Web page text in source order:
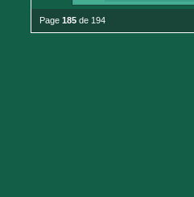
Page 185 de 194